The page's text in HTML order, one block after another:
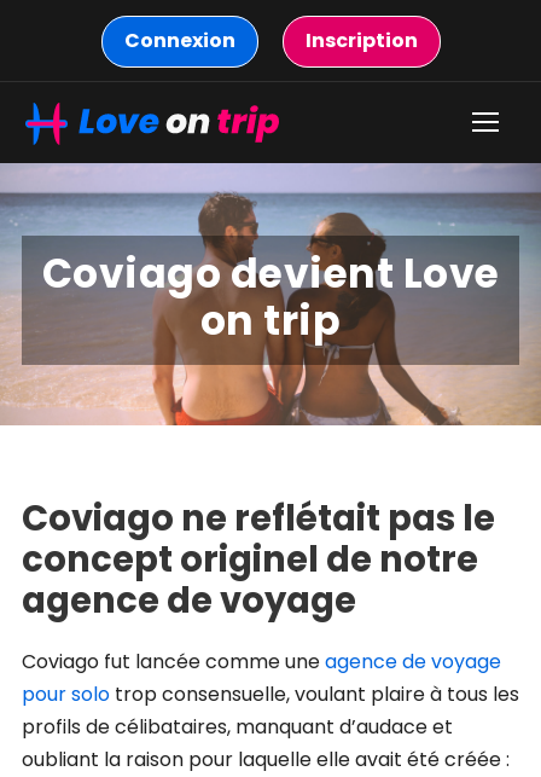
Connexion Inscription
Coviago devient Love
on trip
Coviago ne reflétait pas le
concept originel de notre
agence de voyage
Coviago fut lancée comme uneagence de voyage
pour solo trop consensuelle, voulant plaire à tous les
profils de célibataires, manquant d’audace et
oubliant la raison pour laquelle elle avait été créée :